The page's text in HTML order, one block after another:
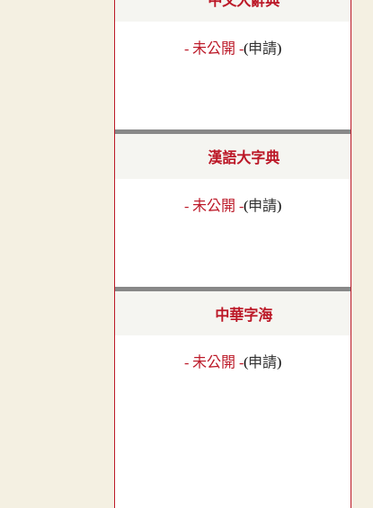
- 未公開 -(申請)
漢語大字典
- 未公開 -(申請)
中華字海
- 未公開 -(申請)